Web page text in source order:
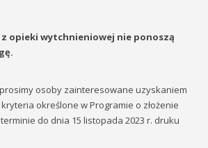
opieki wytchnieniowej nie ponoszą
osoby zainteresowane uzyskaniem
określone w Programie o złożenie
do dnia 15 listopada 2023 r. druku